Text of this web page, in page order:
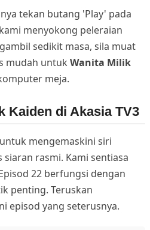
tekan butang 'Play' pada
menyokong peleraian
sedikit masa, sila muat
mudah untuk Wanita Milik
meja.
Kaiden di Akasia TV3
mengemaskini siri
rasmi. Kami sentiasa
22 berfungsi dengan
penting. Teruskan
episod yang seterusnya.